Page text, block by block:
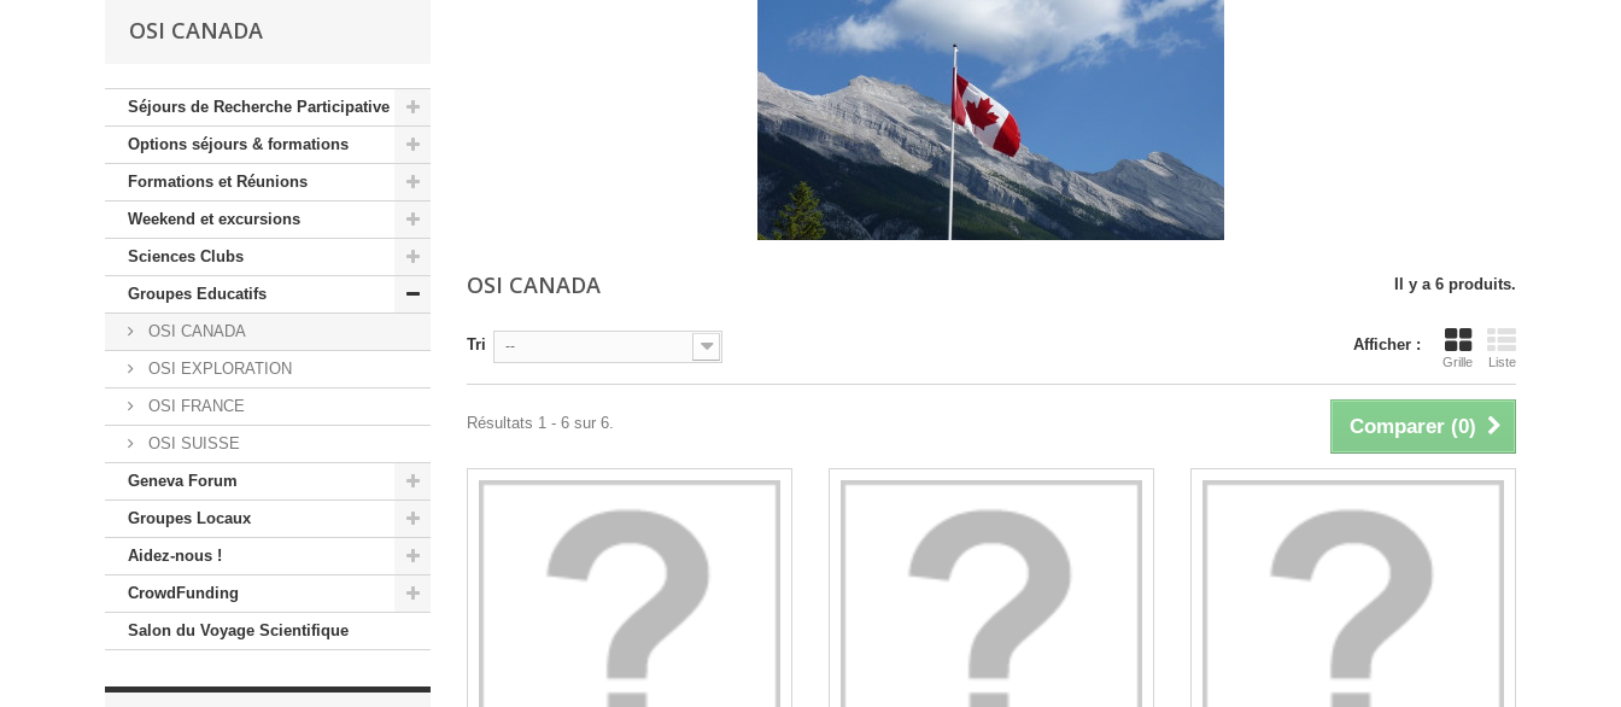
OSI CANADA
Séjours de Recherche Participative
Options séjours & formations
Formations et Réunions
Weekend et excursions
Sciences Clubs
Groupes Educatifs
OSI CANADA
OSI EXPLORATION
OSI FRANCE
OSI SUISSE
Geneva Forum
Groupes Locaux
Aidez-nous !
CrowdFunding
Salon du Voyage Scientifique
OSI CANADA Il y a 6 produits.
Afficher :
Grille Liste
Tri --
Comparer (0)
Résultats 1 - 6 sur 6.